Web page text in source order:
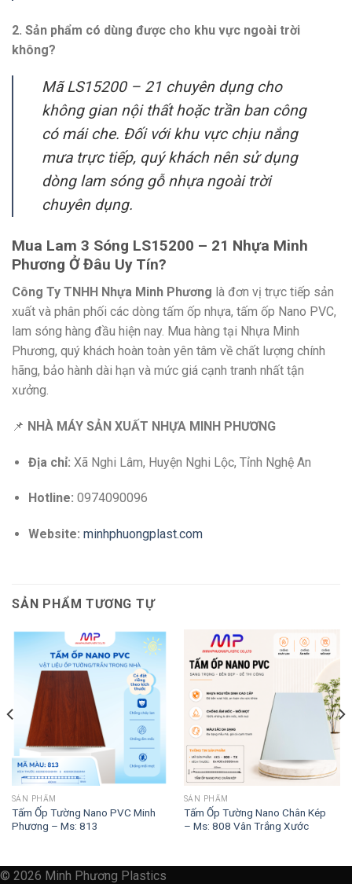
2. Sản phẩm có dùng được cho khu vực ngoài trời
không?
Mã LS15200 – 21 chuyên dụng cho
không gian nội thất hoặc trần ban công
có mái che. Đối với khu vực chịu nắng
mưa trực tiếp, quý khách nên sử dụng
dòng lam sóng gỗ nhựa ngoài trời
chuyên dụng.
Mua Lam 3 Sóng LS15200 – 21 Nhựa Minh
Phương Ở Đâu Uy Tín?
Công Ty TNHH Nhựa Minh Phương là đơn vị trực tiếp sản
xuất và phân phối các dòng tấm ốp nhựa, tấm ốp Nano PVC,
lam sóng hàng đầu hiện nay. Mua hàng tại Nhựa Minh
Phương, quý khách hoàn toàn yên tâm về chất lượng chính
hãng, bảo hành dài hạn và mức giá cạnh tranh nhất tận
xưởng.
📌 NHÀ MÁY SẢN XUẤT NHỰA MINH PHƯƠNG
Địa chỉ: Xã Nghi Lâm, Huyện Nghi Lộc, Tỉnh Nghệ An
Hotline: 0974090096
Website: minhphuongplast.com
SẢN PHẨM TƯƠNG TỰ
SẢN PHẨM
Tấm Ốp Tường Nano PVC Minh
Phương – Ms: 813
SẢN PHẨM
Tấm Ốp Tường Nano Chân Kép
– Ms: 808 Vân Trắng Xước
© 2026 Minh Phương Plastics